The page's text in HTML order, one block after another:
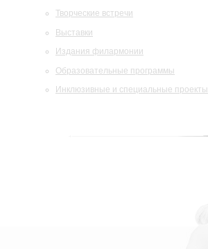
Творческие встречи
Выставки
Издания филармонии
Образовательные программы
Инклюзивные и специальные проекты